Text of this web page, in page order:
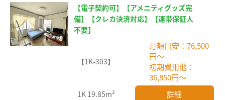
【電子契約可】【アメニティグッズ完
備】【クレカ決済対応】【連帯保証人
不要】
【1K-303】
月額目安：76,500
円～
初期費用他：
36,850円～
1K 19.85m² 詳細